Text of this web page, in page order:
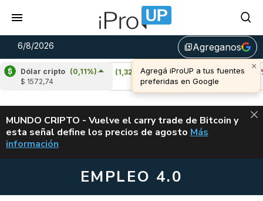
6/8/2026 library_addAgreganos
×
Agregá iProUP a tus fuentes
preferidas en Google
Dólar cripto (0,11%)
$ 1572,74
Cardano (1,32%)
Avalanche
(-3,41%)
u$s 6,42
ALERTA
MUNDO CRIPTO - Vuelve el carry trade de Bitcoin y
esta señal define los precios de agosto VUELVE EL
Más
información
EMPLEO 4.0